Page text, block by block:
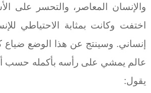
والإنسان المعاصر، والتحسر على
اختفت وكانت بمثابة الاحتياطي
إنساني. وسينتج عن هذا الوضع
عالم يمشي على رأسه بأكمله حسب
يقول: